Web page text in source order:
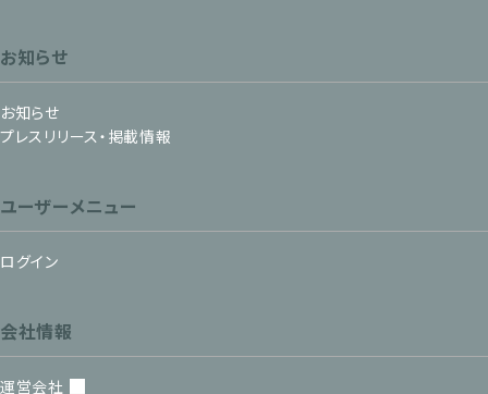
お知らせ
お知らせ
プレスリリース・掲載情報
ユーザーメニュー
ログイン
会社情報
運営会社